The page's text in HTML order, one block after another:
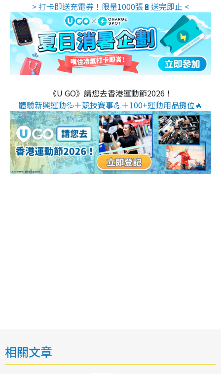
> 打卡即送充電券！限量1000張🔋送完即止 <
《U GO》請您去香港運動節2026！
體驗新興運動💦＋競技賽事💪＋100+運動用品攤位🔥
相關文章